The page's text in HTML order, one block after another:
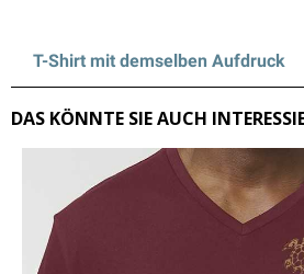
T-Shirt mit demselben Aufdruck
DAS KÖNNTE SIE AUCH